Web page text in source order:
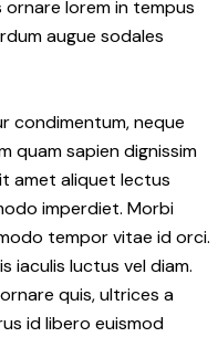
ornare lorem in tempus
augue sodales
condimentum, neque
quam sapien dignissim
amet aliquet lectus
imperdiet. Morbi
tempor vitae id orci.
iaculis luctus vel diam.
quis, ultrices a
id libero euismod